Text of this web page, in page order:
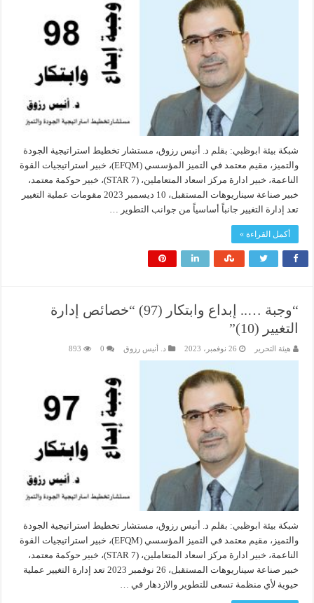
شبكة بيئة ابوظبي: بقلم د. أنيس رزوق، مستشار تخطيط استراتيجية الجودة
والتميز، مقيم معتمد في التميز المؤسسي (EFQM)، خبير استراتيجيات القوة
الناعمة، خبير ادارة مركز اسعاد المتعاملين، (7 STAR)، خبير حوكمة معتمد،
خبير صناعة سيناريوهات المستقبل، 10 ديسمبر 2023 مقومات عملية التغيير
تعد إدارة التغيير جانباً أساسياً من جوانب التطوير …
أكمل القراءة »
“وجبة ….. إبداع وابتكار (97) “خصائص إدارة
التغيير (10)”
هيئة التحرير 26 نوفمبر، 2023 د. أنيس رزوق 0
893
شبكة بيئة ابوظبي: بقلم د. أنيس رزوق، مستشار تخطيط استراتيجية الجودة
والتميز، مقيم معتمد في التميز المؤسسي (EFQM)، خبير استراتيجيات القوة
الناعمة، خبير ادارة مركز اسعاد المتعاملين، (7 STAR)، خبير حوكمة معتمد،
خبير صناعة سيناريوهات المستقبل، 26 نوفمبر 2023 تعد إدارة التغيير عملية
حيوية لأي منظمة تسعى للتطوير والازدهار في …